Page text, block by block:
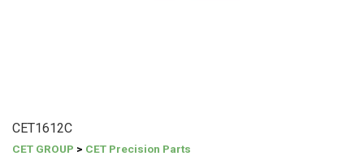
CET1612C
CET GROUP > CET Precision Parts